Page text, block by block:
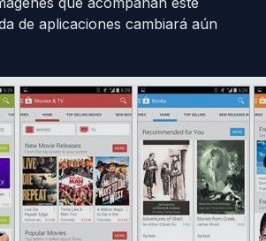
de aplicaciones cambiará aún